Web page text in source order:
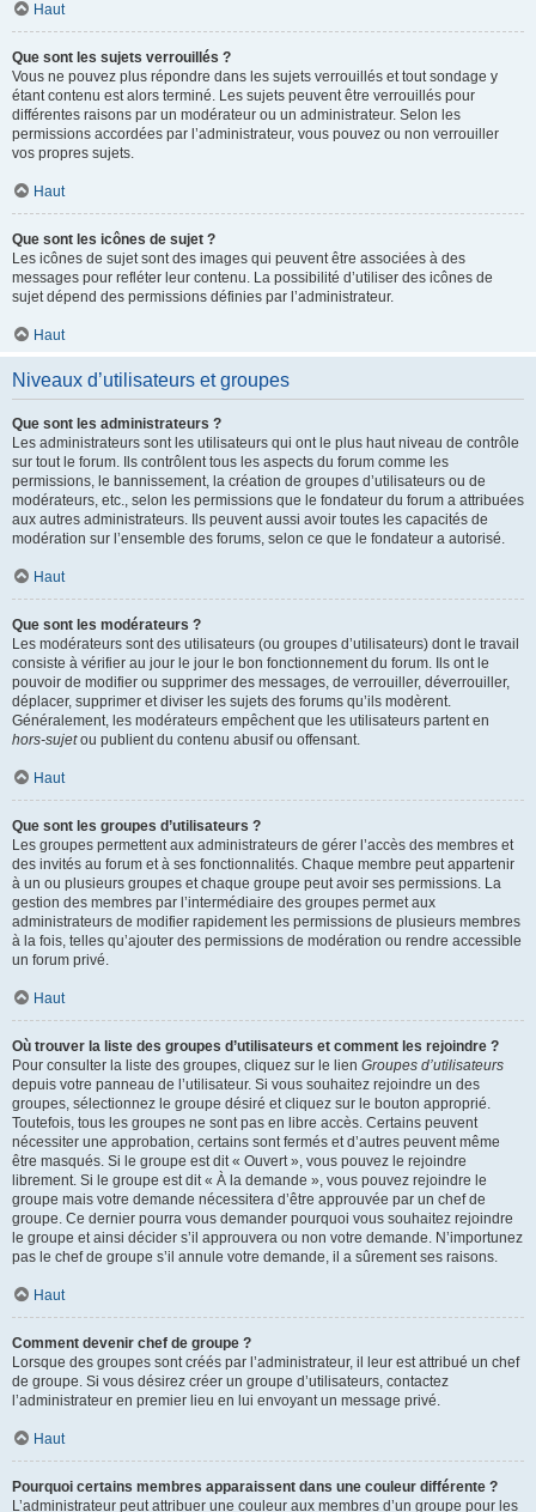
Haut
Que sont les sujets verrouillés ?
Vous ne pouvez plus répondre dans les sujets verrouillés et tout sondage y
étant contenu est alors terminé. Les sujets peuvent être verrouillés pour
différentes raisons par un modérateur ou un administrateur. Selon les
permissions accordées par l’administrateur, vous pouvez ou non verrouiller
vos propres sujets.
Haut
Que sont les icônes de sujet ?
Les icônes de sujet sont des images qui peuvent être associées à des
messages pour refléter leur contenu. La possibilité d’utiliser des icônes de
sujet dépend des permissions définies par l’administrateur.
Haut
Niveaux d’utilisateurs et groupes
Que sont les administrateurs ?
Les administrateurs sont les utilisateurs qui ont le plus haut niveau de contrôle
sur tout le forum. Ils contrôlent tous les aspects du forum comme les
permissions, le bannissement, la création de groupes d’utilisateurs ou de
modérateurs, etc., selon les permissions que le fondateur du forum a attribuées
aux autres administrateurs. Ils peuvent aussi avoir toutes les capacités de
modération sur l’ensemble des forums, selon ce que le fondateur a autorisé.
Haut
Que sont les modérateurs ?
Les modérateurs sont des utilisateurs (ou groupes d’utilisateurs) dont le travail
consiste à vérifier au jour le jour le bon fonctionnement du forum. Ils ont le
pouvoir de modifier ou supprimer des messages, de verrouiller, déverrouiller,
déplacer, supprimer et diviser les sujets des forums qu’ils modèrent.
Généralement, les modérateurs empêchent que les utilisateurs partent en
hors-sujetou publient du contenu abusif ou offensant.
Haut
Que sont les groupes d’utilisateurs ?
Les groupes permettent aux administrateurs de gérer l’accès des membres et
des invités au forum et à ses fonctionnalités. Chaque membre peut appartenir
à un ou plusieurs groupes et chaque groupe peut avoir ses permissions. La
gestion des membres par l’intermédiaire des groupes permet aux
administrateurs de modifier rapidement les permissions de plusieurs membres
à la fois, telles qu’ajouter des permissions de modération ou rendre accessible
un forum privé.
Haut
Où trouver la liste des groupes d’utilisateurs et comment les rejoindre ?
Pour consulter la liste des groupes, cliquez sur le lien Groupes d’utilisateurs
depuis votre panneau de l’utilisateur. Si vous souhaitez rejoindre un des
groupes, sélectionnez le groupe désiré et cliquez sur le bouton approprié.
Toutefois, tous les groupes ne sont pas en libre accès. Certains peuvent
nécessiter une approbation, certains sont fermés et d’autres peuvent même
être masqués. Si le groupe est dit « Ouvert », vous pouvez le rejoindre
librement. Si le groupe est dit « À la demande », vous pouvez rejoindre le
groupe mais votre demande nécessitera d’être approuvée par un chef de
groupe. Ce dernier pourra vous demander pourquoi vous souhaitez rejoindre
le groupe et ainsi décider s’il approuvera ou non votre demande. N’importunez
pas le chef de groupe s’il annule votre demande, il a sûrement ses raisons.
Haut
Comment devenir chef de groupe ?
Lorsque des groupes sont créés par l’administrateur, il leur est attribué un chef
de groupe. Si vous désirez créer un groupe d’utilisateurs, contactez
l’administrateur en premier lieu en lui envoyant un message privé.
Haut
Pourquoi certains membres apparaissent dans une couleur différente ?
L’administrateur peut attribuer une couleur aux membres d’un groupe pour les